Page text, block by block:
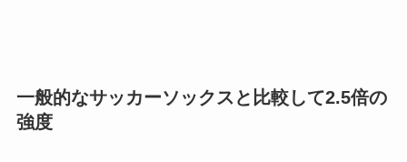
一般的なサッカーソックスと比較して2.5倍の
強度